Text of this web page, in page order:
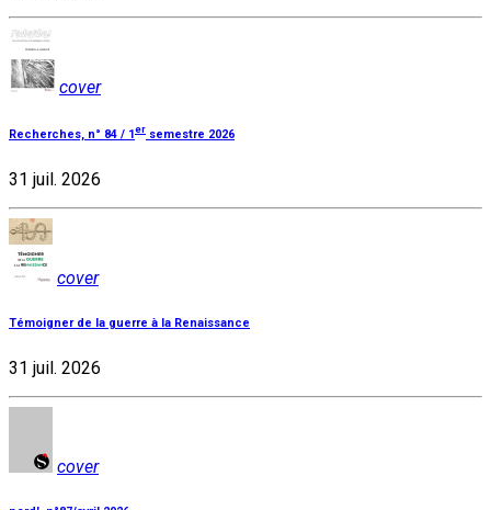
cover
Recherches, n° 84 / 1 er semestre 2026
31 juil. 2026
cover
Témoigner de la guerre à la Renaissance
31 juil. 2026
cover